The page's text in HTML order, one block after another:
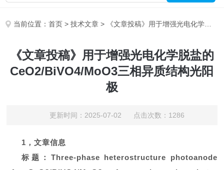
当前位置：首页 >技术文章 > 《文章投稿》用于增强光电化学脱盐的CeO2/BiVO4/MoO3三相异质结构光阳极
《文章投稿》用于增强光电化学脱盐的
CeO2/BiVO4/MoO3三相异质结构光阳
极
更新时间：2025-07-02 点击次数：1286
1，文章信息
标题：Three-phase heterostructure photoanode